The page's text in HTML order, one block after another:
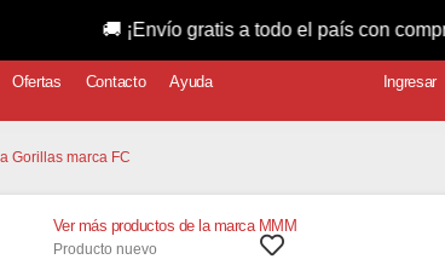
Ofertas Contacto Ayuda Ingresar
Gorillas marca FC
Ver más productos de la marca MMM
Producto nuevo
¡Envío gratis a todo el país con compras